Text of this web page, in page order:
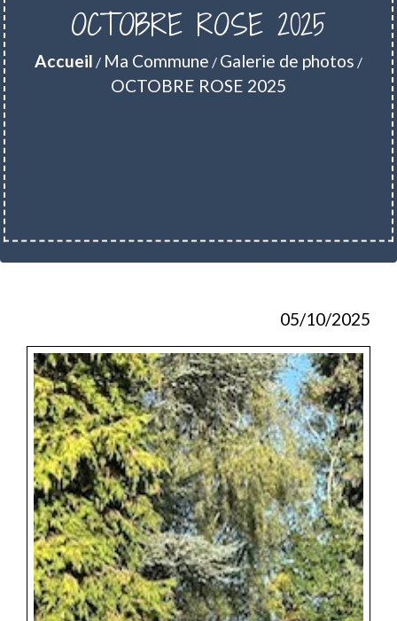
OCTOBRE ROSE 2025
Accueil / Ma Commune / Galerie de photos /
OCTOBRE ROSE 2025
05/10/2025